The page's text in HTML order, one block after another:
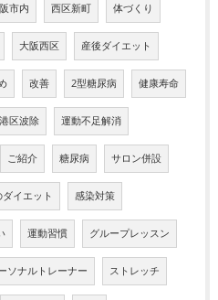
市内 西区新町 体づくり
大阪西区 産後ダイエット
改善 2型糖尿病 健康寿命
港区波除 運動不足解消
ご紹介 糖尿病 サロン併設
ダイエット 感染対策
運動習慣 グループレッスン
ソナルトレーナー ストレッチ